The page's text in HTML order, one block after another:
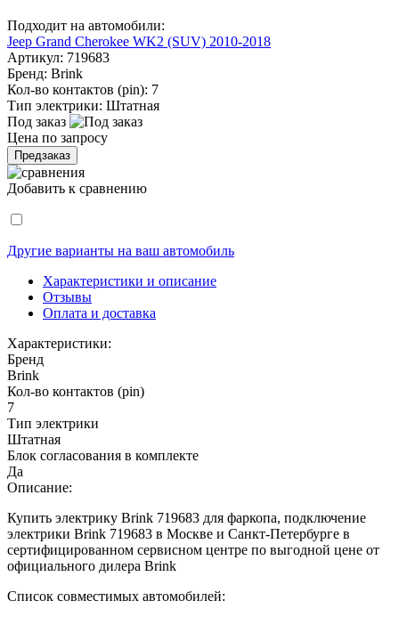
Подходит на автомобили:
Jeep Grand Cherokee WK2 (SUV) 2010-2018
Артикул: 719683
Бренд: Brink
Кол-во контактов (pin): 7
Тип электрики: Штатная
Под заказ
Цена по запросу
Предзаказ
Добавить к сравнению
Другие варианты на ваш автомобиль
Характеристики и описание
Отзывы
Оплата и доставка
Характеристики:
Бренд
Brink
Кол-во контактов (pin)
7
Тип электрики
Штатная
Блок согласования в комплекте
Да
Описание:
Купить электрику Brink 719683 для фаркопа, подключение
электрики Brink 719683 в Москве и Санкт-Петербурге в
сертифицированном сервисном центре по выгодной цене от
официального дилера Brink
Список совместимых автомобилей: